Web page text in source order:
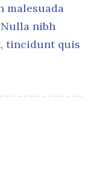
malesuada
nibh
tincidunt quis